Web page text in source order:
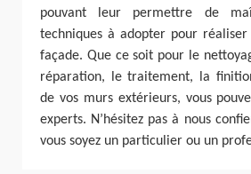
pouvant leur permettre de
techniques à adopter pour
façade. Que ce soit pour le
réparation, le traitement, la
de vos murs extérieurs, vous
experts. N’hésitez pas à nous
vous soyez un particulier ou un